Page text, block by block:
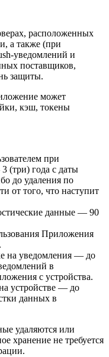
расположенных
а также (при
уведомлений и
поставщиков,
защиты.
может
кэш, токены
при
(три) года с даты
до удаления по
от того, что наступит
данные — 90
Приложения
на уведомления — до
в
с устройства.
устройстве — до
данных в
удаляются или
хранение не требуется